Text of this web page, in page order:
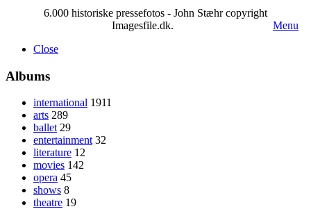
6.000 historiske pressefotos - John Stæhr copyright
Imagesfile.dk.
Menu
Close
Albums
international 1911
arts 289
ballet 29
entertainment 32
literature 12
movies 142
opera 45
shows 8
theatre 19